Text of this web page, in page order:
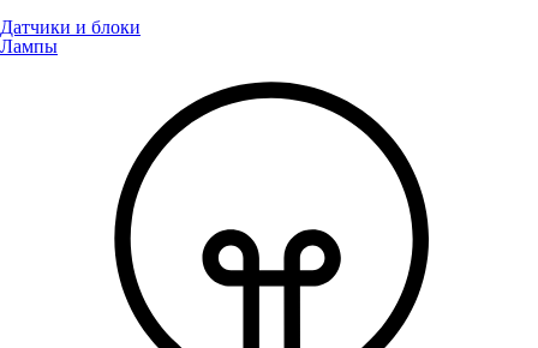
Датчики и блоки
Лампы